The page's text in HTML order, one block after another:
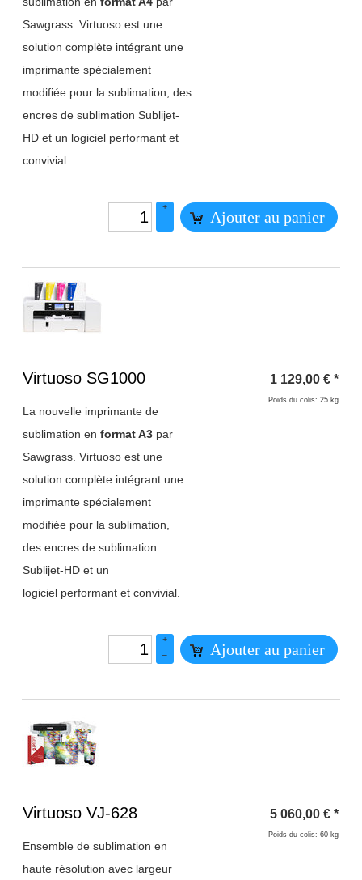
Sawgrass. Virtuoso est une
solution complète intégrant une
imprimante spécialement
modifiée pour la sublimation, des
encres de sublimation Sublijet-
HD et un logiciel performant et
convivial.
+
–
Ajouter au panier
Titre 1
Virtuoso SG1000
La nouvelle imprimante de
sublimation enformat A3 par
Sawgrass. Virtuoso est une
solution complète intégrant une
imprimante spécialement
modifiée pour la sublimation,
des encres de sublimation
Sublijet-HD et un
logiciel performant et convivial.
1 129,00 € *
Poids du colis: 25 kg
+
–
Ajouter au panier
Titre 1
Virtuoso VJ-628
Ensemble de sublimation en
haute résolution avec largeur
5 060,00 € *
Poids du colis: 60 kg